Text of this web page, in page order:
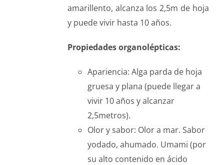
amarillento, alcanza los 2,5m de hoja
y puede vivir hasta 10 años.
Propiedades organolépticas:
Apariencia: Alga parda de hoja
gruesa y plana (puede llegar a
vivir 10 años y alcanzar
2,5metros).
Olor y sabor: Olor a mar. Sabor
yodado, ahumado. Umami (por
su alto contenido en ácido